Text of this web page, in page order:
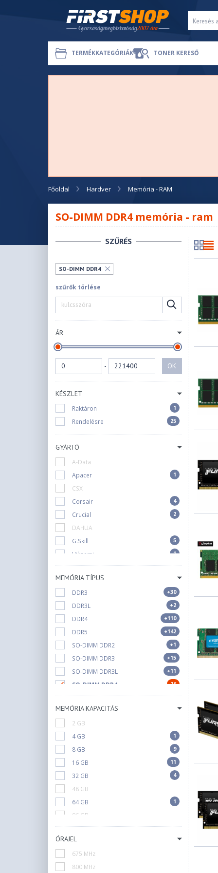
TERMÉKKATEGÓRIÁK TONER KERESŐ
Főoldal Hardver Memória - RAM
SO-DIMM DDR4 memória - ram
SZŰRÉS
SO-DIMM DDR4
szűrők törlése
ÁR
- OK
KÉSZLET
Raktáron 1
Rendelésre 25
GYÁRTÓ
A-Data
Apacer
1
CSX
Corsair
4
Crucial 2
DAHUA
G.Skill
5
Hiksemi 1
Kingston 12
Lexar
Patriot
Qnap
Silicon Power
Synology
TeamGroup
1
MEMÓRIA TÍPUS
DDR3 +30
DDR3L +2
DDR4 +110
DDR5 +142
SO-DIMM DDR2 +1
SO-DIMM DDR3 +15
SO-DIMM DDR3L +11
SO-DIMM DDR4 26
SO-DIMM DDR5 +20
MEMÓRIA KAPACITÁS
2 GB
4 GB
1
8 GB 9
16 GB 11
32 GB 4
48 GB
64 GB
1
96 GB
128 GB
ÓRAJEL
675 MHz
800 MHz